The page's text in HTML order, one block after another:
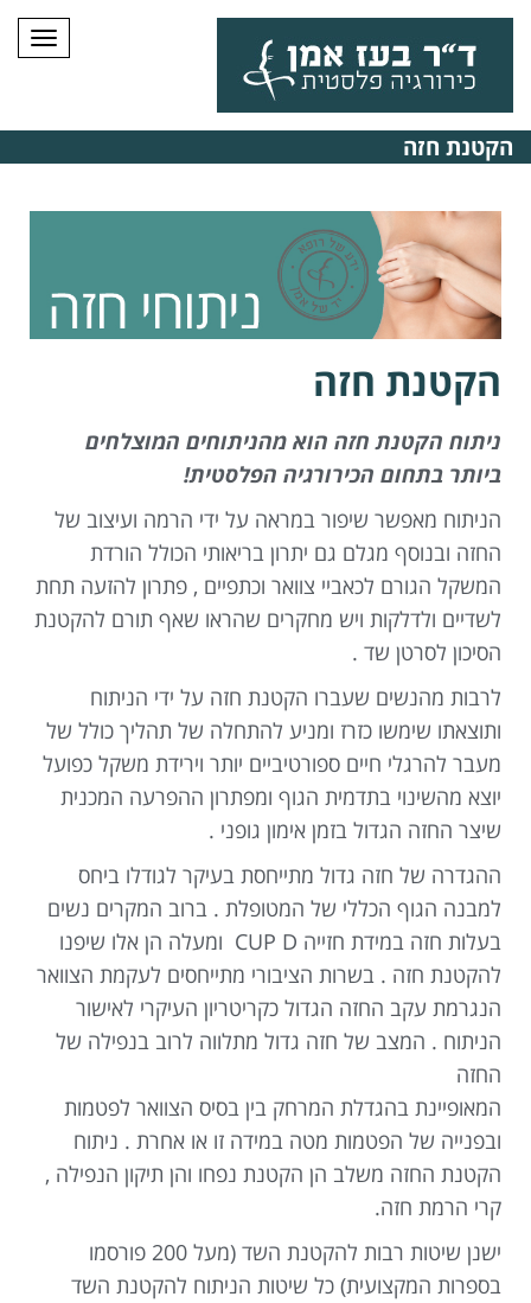
הקטנת חזה
הקטנת חזה
ניתוח הקטנת חזה הוא מהניתוחים המוצלחים
ביותר בתחום הכירורגיה הפלסטית!
הניתוח מאפשר שיפור במראה על ידי הרמה ועיצוב של
החזה ובנוסף מגלם גם יתרון בריאותי הכולל הורדת
המשקל הגורם לכאביי צוואר וכתפיים , פתרון להזעה תחת
לשדיים ולדלקות ויש מחקרים שהראו שאף תורם להקטנת
הסיכון לסרטן שד .
לרבות מהנשים שעברו הקטנת חזה על ידי הניתוח
ותוצאתו שימשו כזרז ומניע להתחלה של תהליך כולל של
מעבר להרגלי חיים ספורטיביים יותר וירידת משקל כפועל
יוצא מהשינוי בתדמית הגוף ומפתרון ההפרעה המכנית
שיצר החזה הגדול בזמן אימון גופני .
ההגדרה של חזה גדול מתייחסת בעיקר לגודלו ביחס
למבנה הגוף הכללי של המטופלת . ברוב המקרים נשים
בעלות חזה במידת חזייה CUP D ומעלה הן אלו שיפנו
להקטנת חזה . בשרות הציבורי מתייחסים לעקמת הצוואר
הנגרמת עקב החזה הגדול כקריטריון העיקרי לאישור
הניתוח . המצב של חזה גדול מתלווה לרוב בנפילה של
החזה
המאופיינת בהגדלת המרחק בין בסיס הצוואר לפטמות
ובפנייה של הפטמות מטה במידה זו או אחרת . ניתוח
הקטנת החזה משלב הן הקטנת נפחו והן תיקון הנפילה ,
קרי הרמת חזה.
ישנן שיטות רבות להקטנת השד (מעל 200 פורסמו
בספרות המקצועית) כל שיטות הניתוח להקטנת השד